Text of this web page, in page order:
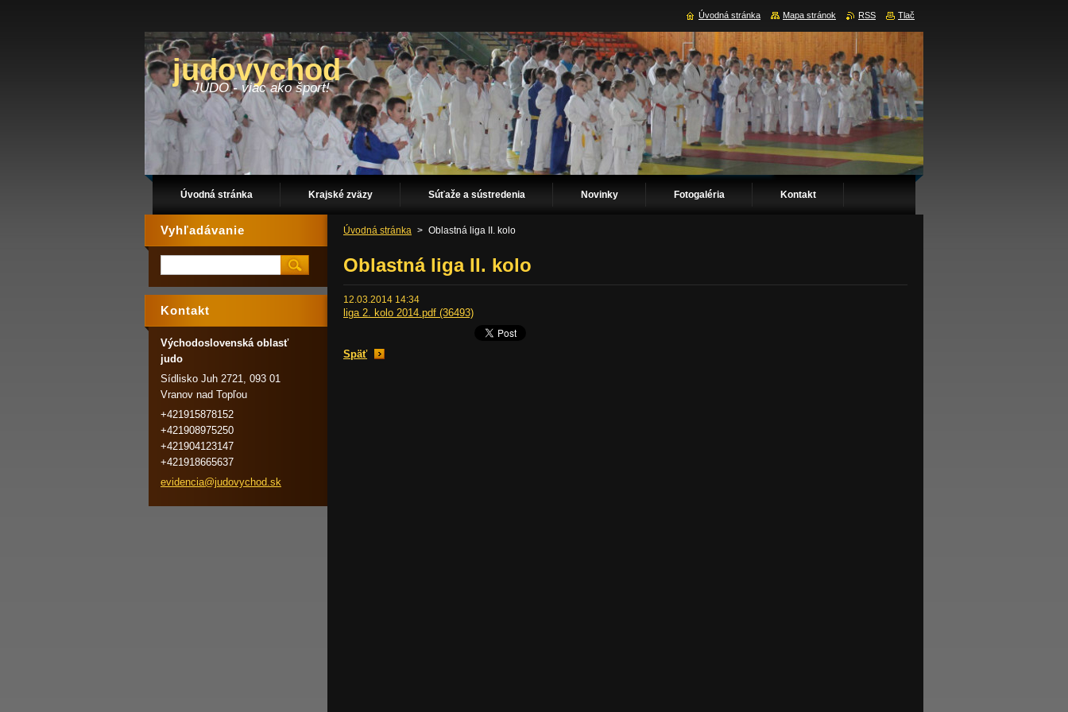
judovychod
JUDO - viac ako šport!
Úvodná stránka Krajské zväzy Súťaže a sústredenia Novinky Fotogaléria Kontakt
Úvodná stránka > Oblastná liga II. kolo
Oblastná liga II. kolo
12.03.2014 14:34
liga 2. kolo 2014.pdf (36493)
Späť
Vyhľadávanie
Kontakt
Východoslovenská oblasť
judo
Sídlisko Juh 2721, 093 01
Vranov nad Topľou
+421915878152
+421908975250
+421904123147
+421918665637
evidencia@judovychod.sk
Úvodná stránka Mapa stránok RSS Tlač